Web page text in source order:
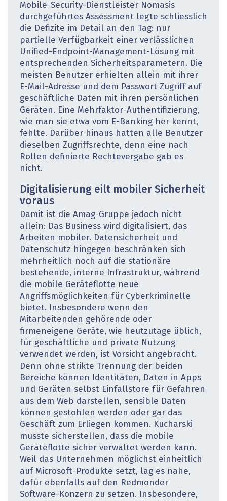
Mobile-Security-Dienstleister Nomasis
durchgeführtes Assessment legte schliesslich
die Defizite im Detail an den Tag: nur
partielle Verfügbarkeit einer verlässlichen
Unified-Endpoint-Management-Lösung mit
entsprechenden Sicherheitsparametern. Die
meisten Benutzer erhielten allein mit ihrer
E-Mail-Adresse und dem Passwort Zugriff auf
geschäftliche Daten mit ihren persönlichen
Geräten. Eine Mehrfaktor-Authentifizierung,
wie man sie etwa vom E-Banking her kennt,
fehlte. Darüber hinaus hatten alle Benutzer
dieselben Zugriffsrechte, denn eine nach
Rollen definierte Rechtevergabe gab es
nicht.
Digitalisierung eilt mobiler Sicherheit
voraus
Damit ist die Amag-Gruppe jedoch nicht
allein: Das Business wird digitalisiert, das
Arbeiten mobiler. Datensicherheit und
Datenschutz hingegen beschränken sich
mehrheitlich noch auf die stationäre
bestehende, interne Infrastruktur, während
die mobile Geräteflotte neue
Angriffsmöglichkeiten für Cyberkriminelle
bietet. Insbesondere wenn den
Mitarbeitenden gehörende oder
firmeneigene Geräte, wie heutzutage üblich,
für geschäftliche und private Nutzung
verwendet werden, ist Vorsicht angebracht.
Denn ohne strikte Trennung der beiden
Bereiche können Identitäten, Daten in Apps
und Geräten selbst Einfallstore für Gefahren
aus dem Web darstellen, sensible Daten
können gestohlen werden oder gar das
Geschäft zum Erliegen kommen. Kucharski
musste sicherstellen, dass die mobile
Geräteflotte sicher verwaltet werden kann.
Weil das Unternehmen möglichst einheitlich
auf Microsoft-Produkte setzt, lag es nahe,
dafür ebenfalls auf den Redmonder
Software-Konzern zu setzen. Insbesondere,